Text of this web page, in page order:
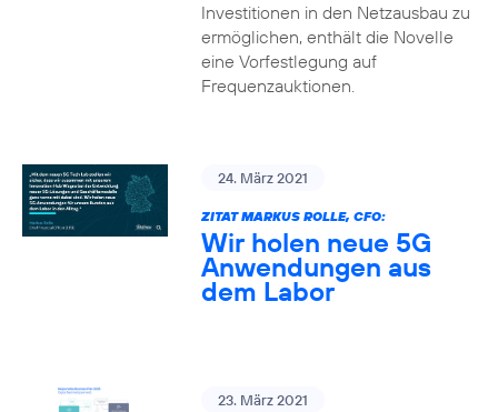
Investitionen in den Netzausbau zu
ermöglichen, enthält die Novelle
eine Vorfestlegung auf
Frequenzauktionen.
24. März 2021
ZITAT MARKUS ROLLE, CFO:
Wir holen neue 5G
Anwendungen aus
dem Labor
23. März 2021